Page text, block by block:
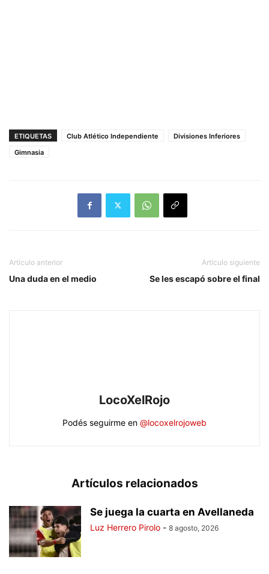
ETIQUETAS Club Atlético Independiente
Divisiones Inferiores
Gimnasia
Artículo anterior
Una duda en el medio
Artículo siguiente
Se les escapó sobre el final
LocoXelRojo
Podés seguirme en @locoxelrojoweb
Artículos relacionados
Se juega la cuarta en Avellaneda
Luz Herrero Pirolo - 8 agosto, 2026